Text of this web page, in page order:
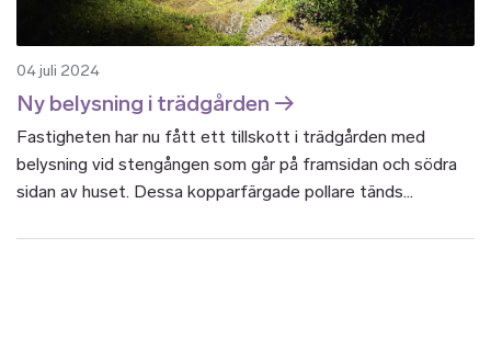
04 juli 2024
Ny belysning i trädgården
Fastigheten har nu fått ett tillskott i trädgården med
belysning vid stengången som går på framsidan och södra
sidan av huset. Dessa kopparfärgade pollare tänds...